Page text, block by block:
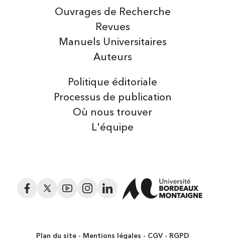
Auteurs
Manuels Universitaires
Ouvrages de Recherche
Revues
Politique éditoriale
Processus de publication
Où nous trouver
L'équipe
Facebook
Twitter YouTubeInstagramLinkedIn
Plan du site Mentions légales CGV RGPD